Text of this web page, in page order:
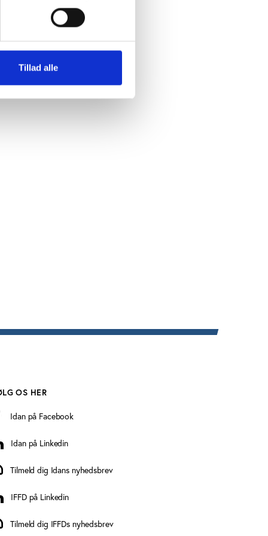
Tillad alle
OS HER
Idan på Facebook
på Linkedin
Idan på Linkedin
dig Idans nyhedsbrev
Tilmeld dig Idans nyhedsbrev
på Linkedin
IFFD på Linkedin
dig IFFDs nyhedsbrev
Tilmeld dig IFFDs nyhedsbrev